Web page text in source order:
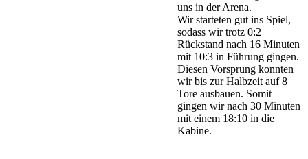
uns in der Arena.
Wir starteten gut ins Spiel,
sodass wir trotz 0:2
Rückstand nach 16 Minuten
mit 10:3 in Führung gingen.
Diesen Vorsprung konnten
wir bis zur Halbzeit auf 8
Tore ausbauen. Somit
gingen wir nach 30 Minuten
mit einem 18:10 in die
Kabine.